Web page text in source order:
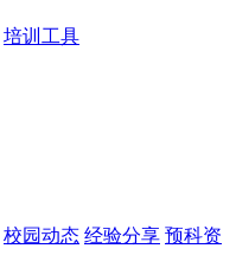
培训工具
校园动态 经验分享 预科资